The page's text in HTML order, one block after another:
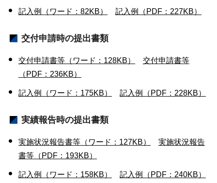
記入例（ワード：82KB） 記入例（PDF：227KB）
交付申請時の提出書類
交付申請書等（ワード：128KB）
交付申請書等
（PDF：236KB）
記入例（ワード：175KB） 記入例（PDF：228KB）
実績報告時の提出書類
実施状況報告書等（ワード：127KB）
実施状況報告
書等（PDF：193KB）
記入例（ワード：158KB） 記入例（PDF：240KB）